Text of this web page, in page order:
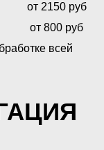
от 2150 руб
от 800 руб
всей